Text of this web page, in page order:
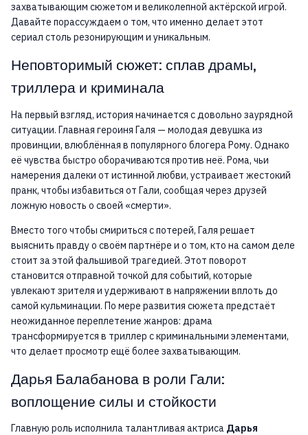
захватывающим сюжетом и великолепной актёрской игрой.
Давайте порассуждаем о том, что именно делает этот
сериал столь резонирующим и уникальным.
Неповторимый сюжет: сплав драмы,
триллера и криминала
На первый взгляд, история начинается с довольно заурядной
ситуации. Главная героиня Галя — молодая девушка из
провинции, влюблённая в популярного блогера Рому. Однако
её чувства быстро оборачиваются против неё. Рома, чьи
намерения далеки от истинной любви, устраивает жестокий
пранк, чтобы избавиться от Гали, сообщая через друзей
ложную новость о своей «смерти».
Вместо того чтобы смириться с потерей, Галя решает
выяснить правду о своём партнёре и о том, кто на самом деле
стоит за этой фальшивой трагедией. Этот поворот
становится отправной точкой для событий, которые
увлекают зрителя и удерживают в напряжении вплоть до
самой кульминации. По мере развития сюжета предстаёт
неожиданное переплетение жанров: драма
трансформируется в триллер с криминальными элементами,
что делает просмотр ещё более захватывающим.
Дарья Балабанова в роли Гали:
воплощение силы и стойкости
Главную роль исполнила талантливая актриса Дарья